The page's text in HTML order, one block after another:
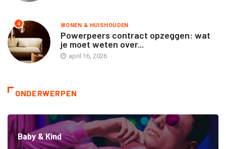
4 WONEN & HUISHOUDEN
Powerpeers contract opzeggen: wat
je moet weten over...
april 16, 2026
ONDERWERPEN
Baby & Kind